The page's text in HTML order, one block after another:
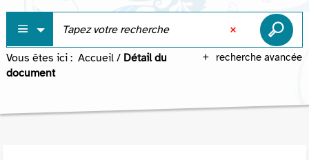
recherche avancée
Vous êtes ici : Accueil / Détail du
document